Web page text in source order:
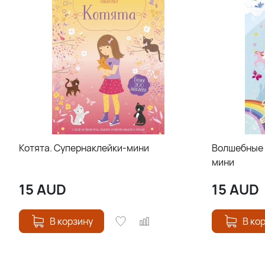
Котята. Супернаклейки-мини
15AUD
В корзину
Волшебные
мини
15AUD
В